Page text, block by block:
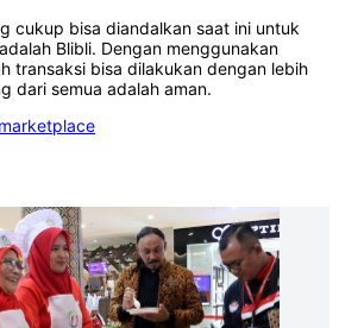
cukup bisa diandalkan saat ini untuk
Blibli. Dengan menggunakan
transaksi bisa dilakukan dengan lebih
dari semua adalah aman.